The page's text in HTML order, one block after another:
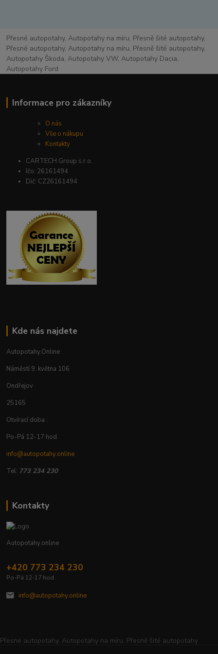
Přesné autopotahy, Autopotahy na míru, Přesně šité autopotahy,
Přesné autopotahy, Autopotahy na míru, Přesně šité autopotahy,
Autopotahy Škoda, Autopotahy VW, Autopotahy Dacia,
Autopotahy Ford
Informace pro zákazníky
O nás
Vše o nákupu
Kontakty
CARTECH Group s.r.o.
Ičo: 26161494
Dič: CZ26161494
Kde nás najdete
Autopotahy.Online
Náměstí 9. května 106
Ondřejov
25165
Otvírací doba :
Po-Pá 12-17 hod
info@autopotahy.online
Tel: 773 234 230
Kontakty
Autopotahy.online
+420 773 234 230
Po-Pá 12-17 hod.
info@autopotahy.online
Přesné autopotahy, Autopotahy na míru, Přesně šité autopotahy